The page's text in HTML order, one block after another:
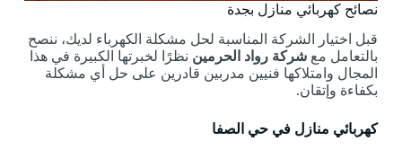
نصائح كهربائي منازل بجدة
قبل اختيار الشركة المناسبة لحل مشكلة الكهرباء لديك، ننصح
بالتعامل مع شركة رواد الحرمين نظرًا لخبرتها الكبيرة في هذا
المجال وامتلاكها فنيين مدربين قادرين على حل أي مشكلة
بكفاءة وإتقان.
كهربائي منازل في حي الصفا